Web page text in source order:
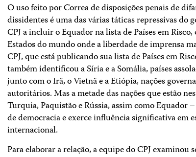
O uso feito por Correa de disposições penais de
dissidentes é uma das várias táticas repressivas do
CPJ a incluir o Equador na lista de Países em
Estados do mundo onde a liberdade de imprensa
CPJ, que está publicando sua lista de Países em
também identificou a Síria e a Somália, países
junto com o Irã, o Vietnã e a Etiópia, nações
autoritários. Mas a metade das nações que estão
Turquia, Paquistão e Rússia, assim como Equador
de democracia e exerce influência significativa em
internacional.
Para elaborar a relação, a equipe do CPJ examinou